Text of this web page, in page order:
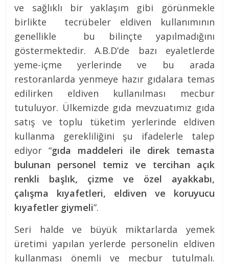
ve sağlıklı bir yaklaşım gibi görünmekle
birlikte tecrübeler eldiven kullanımının
genellikle bu bilinçte yapılmadığını
göstermektedir. A.B.D’de bazı eyaletlerde
yeme-içme yerlerinde ve bu arada
restoranlarda yenmeye hazır gıdalara temas
edilirken eldiven kullanılması mecbur
tutuluyor. Ülkemizde gıda mevzuatımız gıda
satış ve toplu tüketim yerlerinde eldiven
kullanma gerekliliğini şu ifadelerle talep
ediyor “gıda maddeleri ile direk temasta
bulunan personel temiz ve tercihan açık
renkli başlık, çizme ve özel ayakkabı,
çalışma kıyafetleri, eldiven ve koruyucu
kıyafetler giymeli”.
Seri halde ve büyük miktarlarda yemek
üretimi yapılan yerlerde personelin eldiven
kullanması önemli ve mecbur tutulmalı.